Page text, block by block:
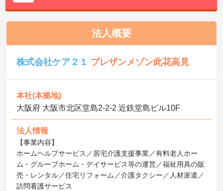
法人概要
株式会社ケア２１ プレザンメゾン此花高見
本社(本拠地)
大阪府 大阪市北区堂島2-2-2 近鉄堂島ビル10F
法人情報
【事業内容】
ホームヘルプサービス／居宅介護支援事業／有料老人ホー
ム・グループホーム・デイサービス等の運営／福祉用具の販
売・レンタル／住宅リフォーム／介護タクシー／人材派遣／
訪問看護サービス